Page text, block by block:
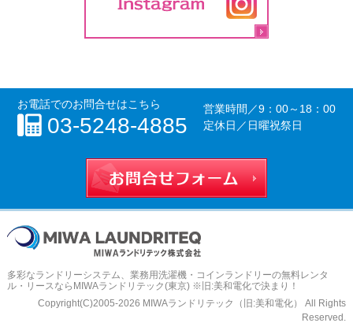
お電話でのお問合せはこちら
03-5248-4885
営業時間／9：00～18：00
定休日／日曜祝祭日
多彩なランドリーシステム、 業務用洗濯機・コインランドリーの無料レンタ
ル・リースならMIWAランドリテック(東京) ※旧:美和電化で決まり！
Copyright(C)2005-2026 MIWAランドリテック（旧:美和電化） All Rights
Reserved.